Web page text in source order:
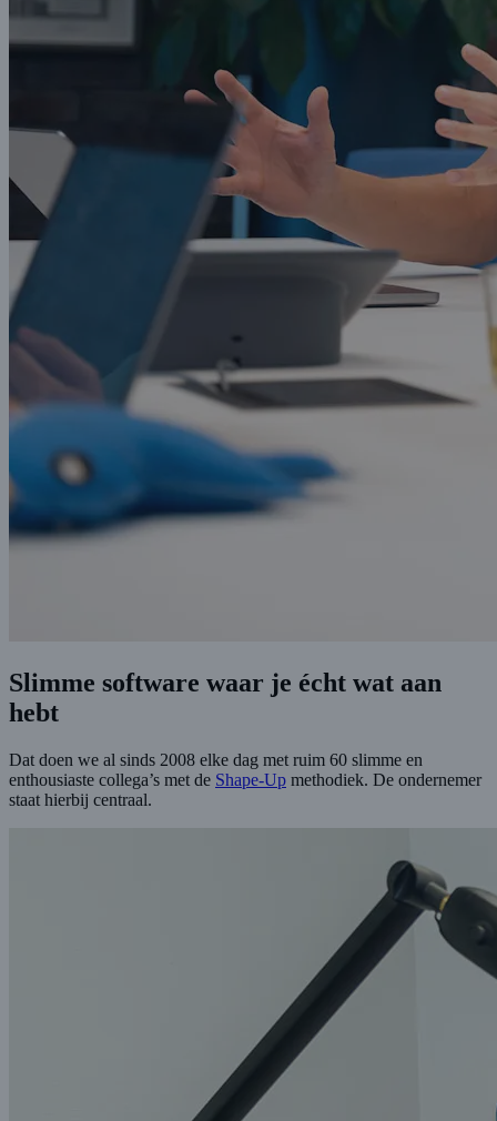
Slimme software waar je écht wat aan
hebt
Dat doen we al sinds 2008 elke dag met ruim 60 slimme en
enthousiaste collega’s met de Shape-Up methodiek. De ondernemer
staat hierbij centraal.